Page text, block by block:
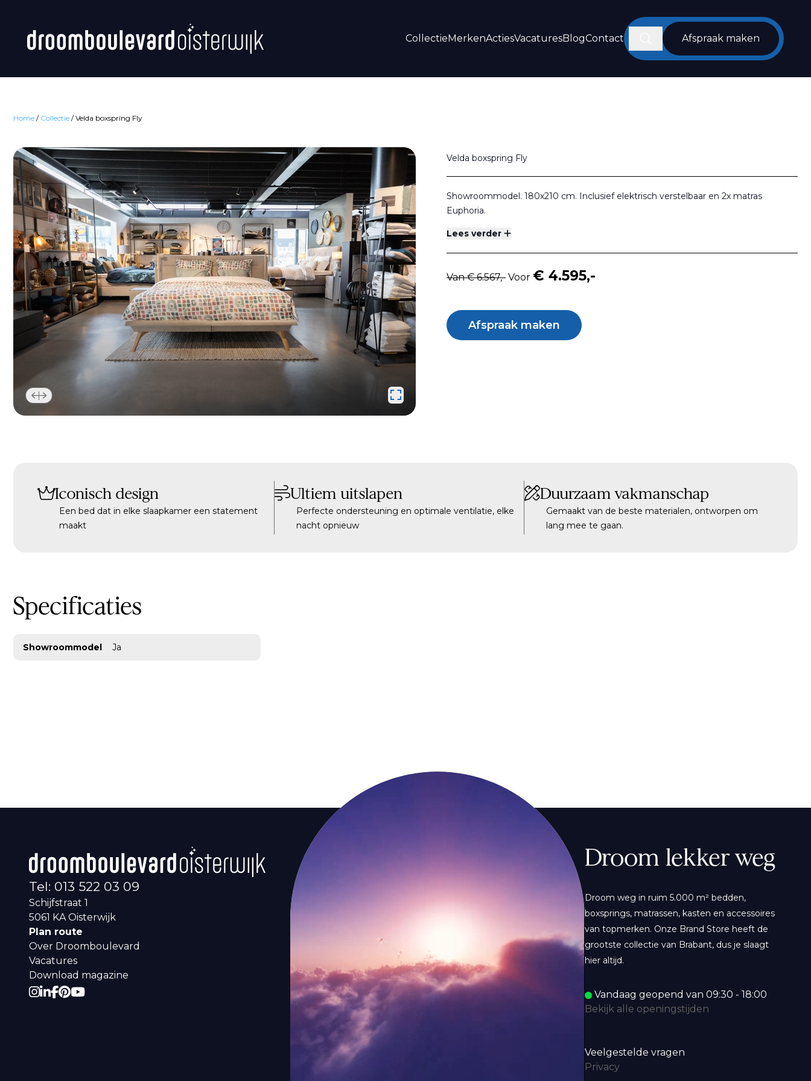
CollectieMerkenActiesVacaturesBlogContact ZoekenAfspraak maken
Home / Collectie /Velda boxspring Fly
Velda boxspring Fly
Showroommodel. 180x210 cm. Inclusief elektrisch verstelbaar en 2x matras
Euphoria.
Lees verder
Van € 6.567,- Voor € 4.595,-
Afspraak maken
Iconisch design
Een bed dat in elke slaapkamer een statement
maakt
Ultiem uitslapen
Perfecte ondersteuning en optimale ventilatie, elke
nacht opnieuw
Duurzaam vakmanschap
Gemaakt van de beste materialen, ontworpen om
lang mee te gaan.
Specificaties
Showroommodel Ja
Tel: 013 522 03 09
Schijfstraat 1
5061 KA Oisterwijk
Plan route
Over Droomboulevard
Vacatures
Download magazine
Droom lekker weg
Droom weg in ruim 5.000 m² bedden,
boxsprings, matrassen, kasten en accessoires
van topmerken. Onze Brand Store heeft de
grootste collectie van Brabant, dus je slaagt
hier altijd.
Vandaag geopend van 09:30 - 18:00
Bekijk alle openingstijden
Veelgestelde vragen
Privacy